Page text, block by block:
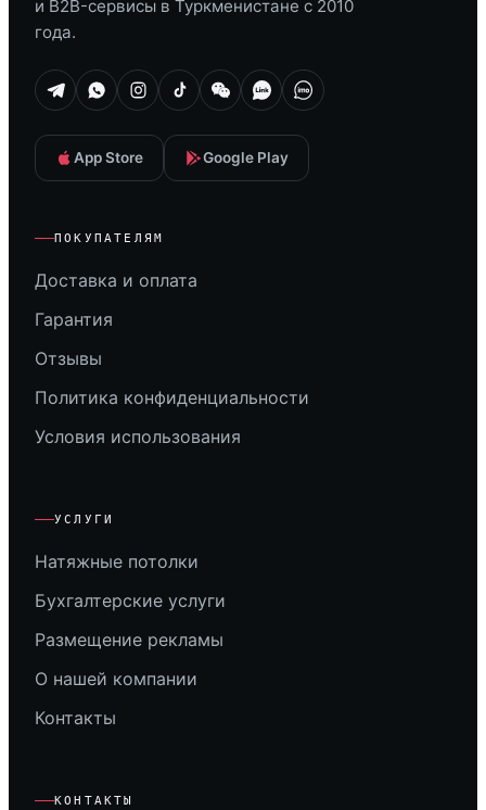
и B2B-сервисы в Туркменистане с 2010
года.
App Store Google Play
ПОКУПАТЕЛЯМ
Доставка и оплата
Гарантия
Отзывы
Политика конфиденциальности
Условия использования
УСЛУГИ
Натяжные потолки
Бухгалтерские услуги
Размещение рекламы
О нашей компании
Контакты
КОНТАКТЫ